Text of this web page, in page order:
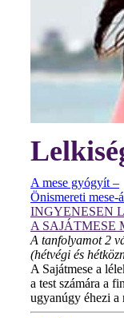
A mese gyógyít –
Önismereti mese-
INGYENESEN
A SAJÁTMESE
A tanfolyamot 2
(hétvégi és
A Sajátmese a
a test számára a
ugyanúgy éhezi a